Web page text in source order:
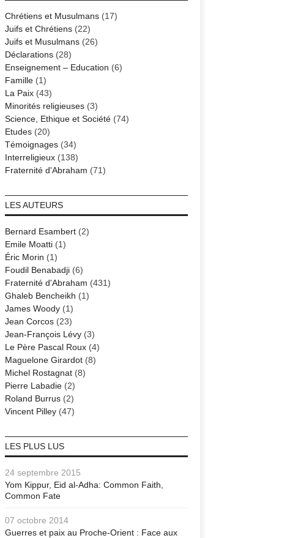
Chrétiens et Musulmans(17)
Juifs et Chrétiens(22)
Juifs et Musulmans(26)
Déclarations(28)
Enseignement – Education (6)
Famille(1)
La Paix(43)
Minorités religieuses(3)
Science, Ethique et Société(74)
Etudes(20)
Témoignages(34)
Interreligieux(138)
Fraternité d'Abraham (71)
LES AUTEURS
Bernard Esambert(2)
Emile Moatti(1)
Éric Morin (1)
Foudil Benabadji(6)
Fraternité d'Abraham (431)
Ghaleb Bencheikh (1)
James Woody(1)
Jean Corcos(23)
Jean-François Lévy(3)
Le Père Pascal Roux(4)
Maguelone Girardot(8)
Michel Rostagnat(8)
Pierre Labadie(2)
Roland Burrus(2)
Vincent Pilley(47)
LES PLUS LUS
24 septembre 2015
Yom Kippur, Eid al-Adha: Common Faith,
Common Fate
07 octobre 2014
Guerres et paix au Proche-Orient : Face aux